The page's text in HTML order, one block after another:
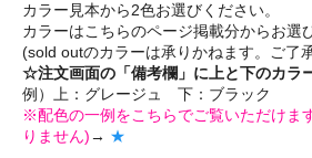
カラー見本から2色お選びください。
カラーはこちらのページ掲載分からお
(sold outのカラーは承りかねます。ご了
☆注文画面の「備考欄」に上と下のカラ
例）上：グレージュ 下：ブラック
※配色の一例をこちらでご覧いただけま
りません)→ ★